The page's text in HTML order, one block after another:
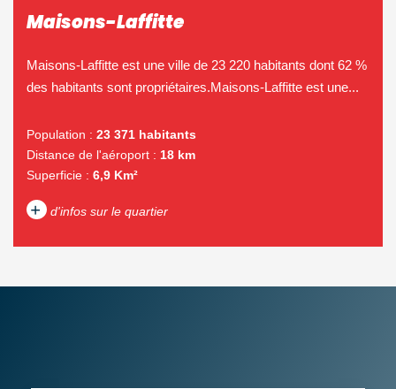
Maisons-Laffitte
Maisons-Laffitte est une ville de 23 220 habitants dont 62 %
des habitants sont propriétaires.Maisons-Laffitte est une...
Population : 23 371 habitants
Distance de l'aéroport : 18 km
Superficie : 6,9 Km²
+ d'infos sur le quartier